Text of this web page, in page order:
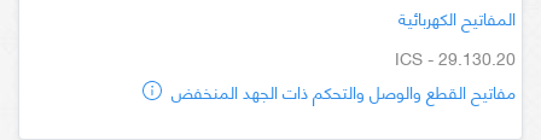
المفاتيح الكهربائية
ICS - 29.130.20
مفاتيح القطع والوصل والتحكم ذات الجهد المنخفض